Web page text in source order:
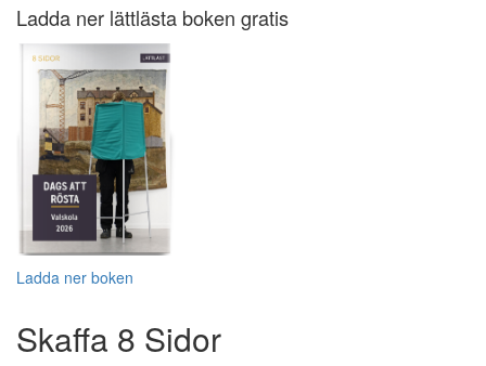
Ladda ner lättlästa boken gratis
Ladda ner boken
Skaffa 8 Sidor